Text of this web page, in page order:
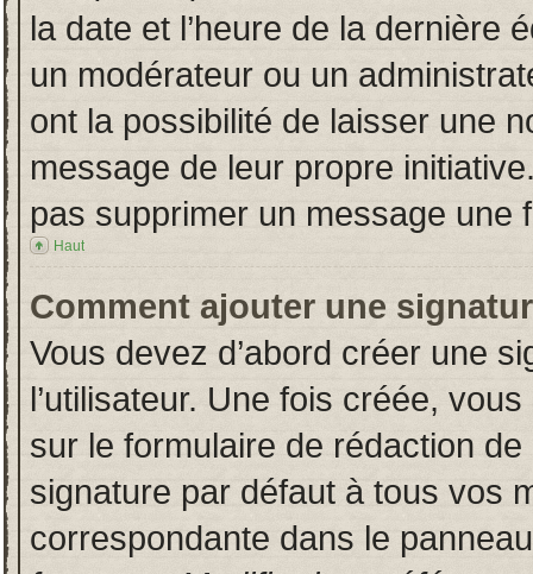
la date et l’heure de la dernière
un modérateur ou un
ont la possibilité de laisser une
message de leur propre
pas supprimer un message une
Haut
Comment ajouter une
Vous devez d’abord créer une
l’utilisateur. Une fois créée,
sur le formulaire de rédaction
signature par défaut à tous vos
correspondante dans le